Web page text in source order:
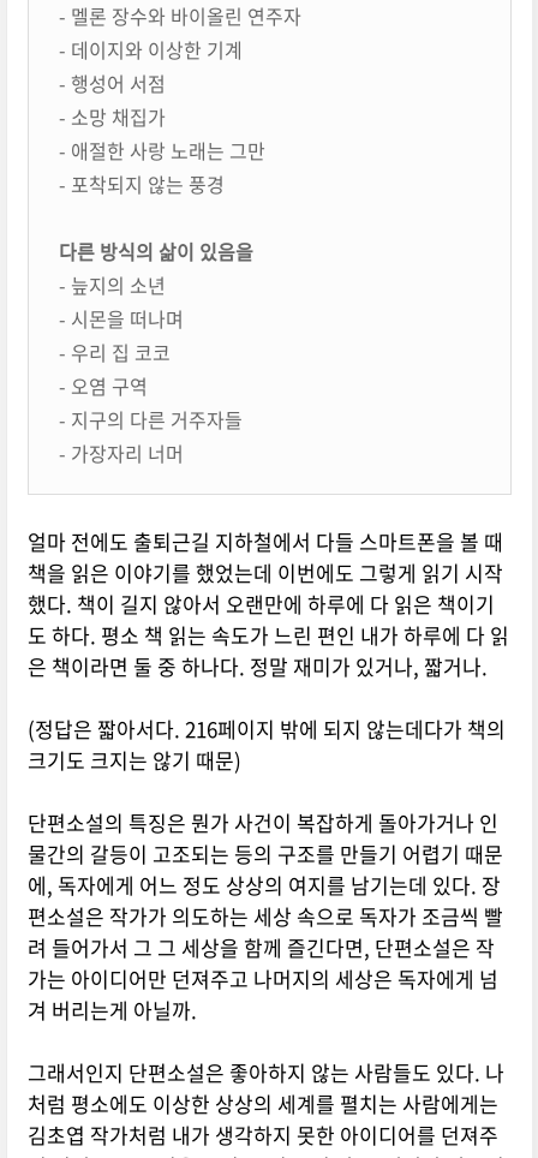
- 멜론 장수와 바이올린 연주자
- 데이지와 이상한 기계
- 행성어 서점
- 소망 채집가
- 애절한 사랑 노래는 그만
- 포착되지 않는 풍경
다른 방식의 삶이 있음을
- 늪지의 소년
- 시몬을 떠나며
- 우리 집 코코
- 오염 구역
- 지구의 다른 거주자들
- 가장자리 너머
얼마 전에도 출퇴근길 지하철에서 다들 스마트폰을 볼 때
책을 읽은 이야기를 했었는데 이번에도 그렇게 읽기 시작
했다. 책이 길지 않아서 오랜만에 하루에 다 읽은 책이기
도 하다. 평소 책 읽는 속도가 느린 편인 내가 하루에 다 읽
은 책이라면 둘 중 하나다. 정말 재미가 있거나, 짧거나.
(정답은 짧아서다. 216페이지 밖에 되지 않는데다가 책의
크기도 크지는 않기 때문)
단편소설의 특징은 뭔가 사건이 복잡하게 돌아가거나 인
물간의 갈등이 고조되는 등의 구조를 만들기 어렵기 때문
에, 독자에게 어느 정도 상상의 여지를 남기는데 있다. 장
편소설은 작가가 의도하는 세상 속으로 독자가 조금씩 빨
려 들어가서 그 그 세상을 함께 즐긴다면, 단편소설은 작
가는 아이디어만 던져주고 나머지의 세상은 독자에게 넘
겨 버리는게 아닐까.
그래서인지 단편소설은 좋아하지 않는 사람들도 있다. 나
처럼 평소에도 이상한 상상의 세계를 펼치는 사람에게는
김초엽 작가처럼 내가 생각하지 못한 아이디어를 던져주